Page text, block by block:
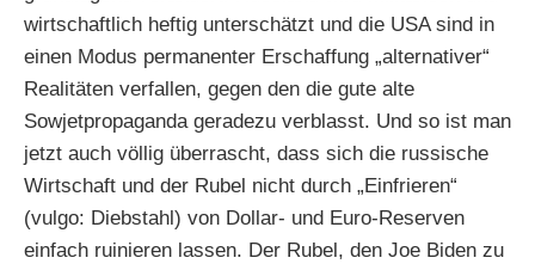
wirtschaftlich heftig unterschätzt und die USA sind in
einen Modus permanenter Erschaffung „alternativer“
Realitäten verfallen, gegen den die gute alte
Sowjetpropaganda geradezu verblasst. Und so ist man
jetzt auch völlig überrascht, dass sich die russische
Wirtschaft und der Rubel nicht durch „Einfrieren“
(vulgo: Diebstahl) von Dollar- und Euro-Reserven
einfach ruinieren lassen. Der Rubel, den Joe Biden zu